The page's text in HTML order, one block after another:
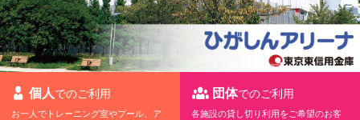
個人でのご利用
お一人でトレーニング室やプール、ア
団体でのご利用
各施設の貸し切り利用をご希望のお客